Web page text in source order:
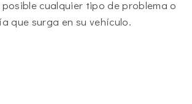
cualquier tipo de problema o
que surga en su vehículo.